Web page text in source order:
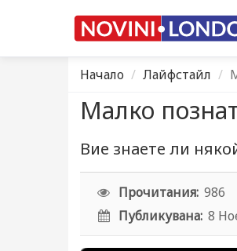
Начало Лайфстайл
Малко
Вие знаете ли
Прочитания: 986
Публикувана: 8